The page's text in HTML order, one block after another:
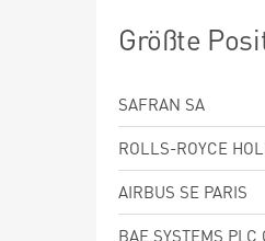
Größte
SAFRAN SA
ROLLS-ROYCE
AIRBUS SE PARIS
BAE SYSTEMS PLC